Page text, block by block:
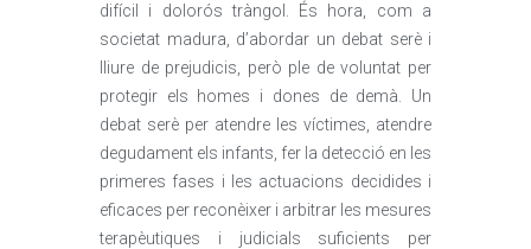
difícil i dolorós tràngol. És hora, com a
societat madura, d’abordar un debat serè i
lliure de prejudicis, però ple de voluntat per
protegir els homes i dones de demà. Un
debat serè per atendre les víctimes, atendre
degudament els infants, fer la detecció en les
primeres fases i les actuacions decidides i
eficaces per reconèixer i arbitrar les mesures
terapèutiques i judicials suficients per